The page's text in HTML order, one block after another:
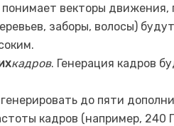
векторы
заборы, волосы)
кадров. Генерация кадров
до пяти
кадров (например, 240